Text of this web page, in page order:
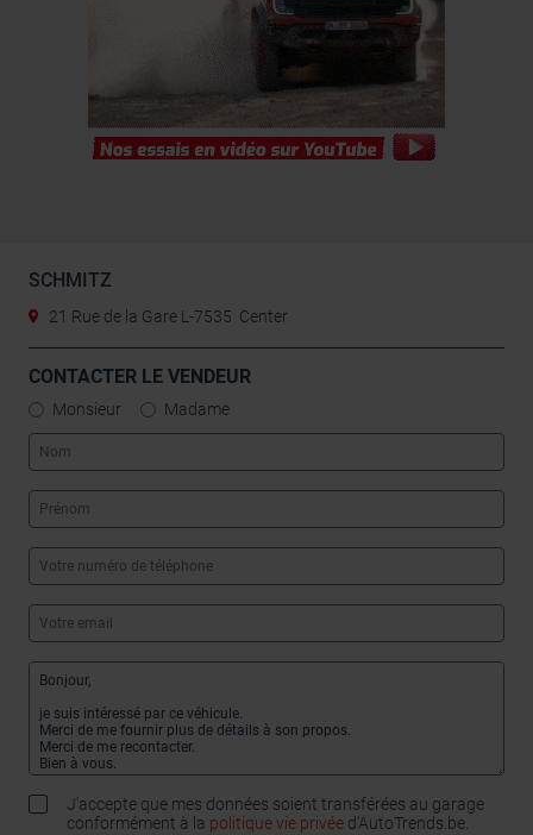
SCHMITZ
21 Rue de la Gare L-7535 Center
CONTACTER LE VENDEUR
Monsieur Madame
J'accepte que mes données soient transférées au garage
conformément à la politique vie privée d’AutoTrends.be.